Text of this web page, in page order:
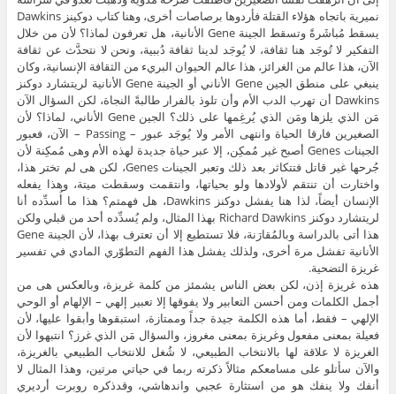
نميرية باتجاه هؤلاء القتلة فأردوها برصاصات أخرى، وهنا كتاب دوكينز Dawkins
يسقط مُباشَرةً وتسقط الجينة Gene الأنانية، هل تعرفون لماذا؟ لأن من خلال
التفكير لا تُوجَد هنا ثقافة، لا يُوجَد لدينا ثقافة دُببية، ونحن لا نتحدَّث عن ثقافة
الآن، هذا عالم من الغرائز، هذا عالم الحيوان البريء من الثقافة الإنسانية، وكان
ينبغي على منطق الجين Gene الأناني أو الجينة Gene الأنانية لريتشارد دوكنز
Dawkins أن تهرب الدب الأم وأن تلوذ بالفرار طالبةً النجاة، لكن السؤال الآن
مَن الذي يلزها ومَن الذي يُرغِمها على ذلك؟ الجين Gene الأناني، لماذا؟ لأن
الصغيرين فارقا الحياة وانتهى الأمر ولا يُوجَد عبور – Passing – الآن، فعبور
الجينات Genes أصبح غير مُمكِن، إلا عبر حياة جديدة لهذه الأم وهى مُمكِنة لأن
جُرحها غير قاتل فتتكاثر بعد ذلك وتعبر الجينات Genes، لكن هى لم تختر هذا،
واختارت أن تنتقم لأولادها ولو بحياتها، وانتقمت وسقطت ميتة، وهذا يفعله
الإنسان أيضاً، لذا هنا يفشل دوكنز Dawkins، هل فهمتم؟ هذا ما أُسدِّده أنا
لريتشارد دوكنز Richard Dawkins بهذا المثال، ولم يُسدِّده أحد من قبلي ولكن
هذا أتى بالدراسة وبالمُقارَنة، فلا تستطيع إلا أن تعترف بهذا، لأن الجينة Gene
الأنانية تفشل مرة أخرى، ولذلك يفشل هذا الفهم التطوّري المادي في تفسير
غريزة التضحية.
هذه غريزة إذن، لكن بعض الناس يشمئز من كلمة غريزة، وبالعكس هى من
أجمل الكلمات ومن أحسن التعابير ولا يفوقها إلا تعبير إلهي – الإلهام أو الوحي
الإلهي – فقط، أما هذه الكلمة جيدة جداً وممتازة، استبقوها وأبقوا عليها، لأن
فعيلة بمعنى مفعول وغريزة بمعنى مغروز، والسؤال مَن الذي غرز؟ انتبهوا لأن
الغريزة لا علاقة لها بالانتخاب الطبيعي، لا شُغل للانتخاب الطبيعي بالغريزة،
والآن سأتلو على مسامعكم مثالاً ذكرته ربما في حياتي مرتين، وهذا المثال لا
أنفك ولا ينفك هو من استثارة عجبي واندهاشي، وقدذكره روبرت أرديري